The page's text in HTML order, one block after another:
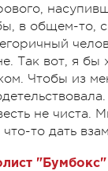
в общем-то,
Так вот, я
Чтобы из
не чиста.
то дать